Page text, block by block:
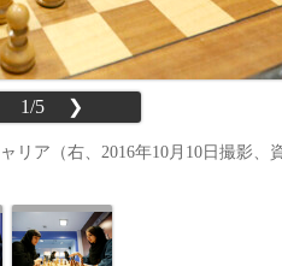
1/5 ❯
ア（右、2016年10月10日撮影、